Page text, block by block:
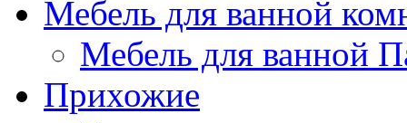
Мебель для ванной
Мебель для ванной
Прихожие